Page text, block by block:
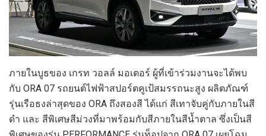
ภายในบูธของ เกรท วอลล์ มอเตอร์ ผู้ที่เข้าร่วมงานจะได้พบ
กับ ORA 07 รถยนต์ไฟฟ้าสปอร์ตคูเป้สมรรถนะสูง ผลิตภัณฑ์
รุ่นเรือธงล่าสุดของ ORA ถึงสองสี ได้แก่ สีเทาจับคู่กับภายในสี
ดำ และ สีพิเศษสีม่วงที่มาพร้อมกับสีภายในสีน้ำตาล ซึ่งเป็นสี